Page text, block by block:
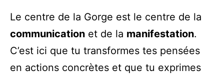
Le centre de la Gorge est le centre de la
communication et de la manifestation.
C’est ici que tu transformes tes pensées
en actions concrètes et que tu exprimes